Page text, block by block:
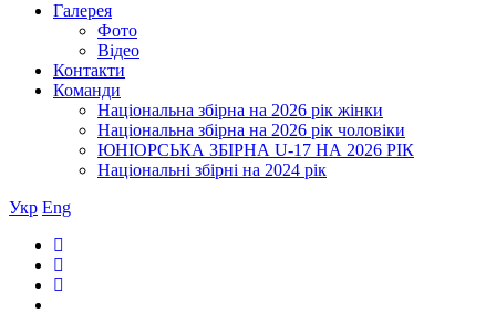
Галерея
Фото
Відео
Контакти
Команди
Національна збірна на 2026 рік жінки
Національна збірна на 2026 рік чоловіки
ЮНІОРСЬКА ЗБІРНА U-17 НА 2026 РІК
Національні збірні на 2024 рік
Укр Eng